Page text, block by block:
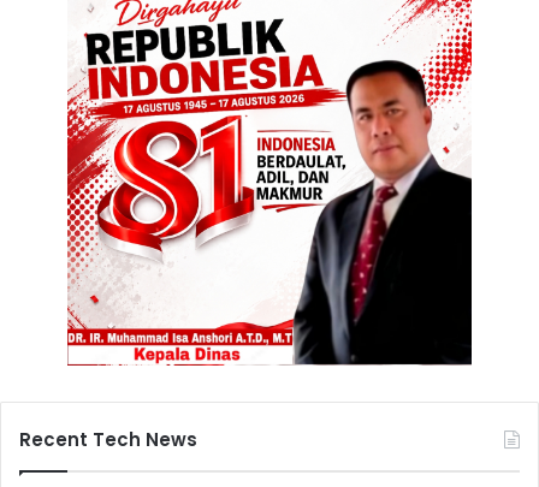
Recent Tech News